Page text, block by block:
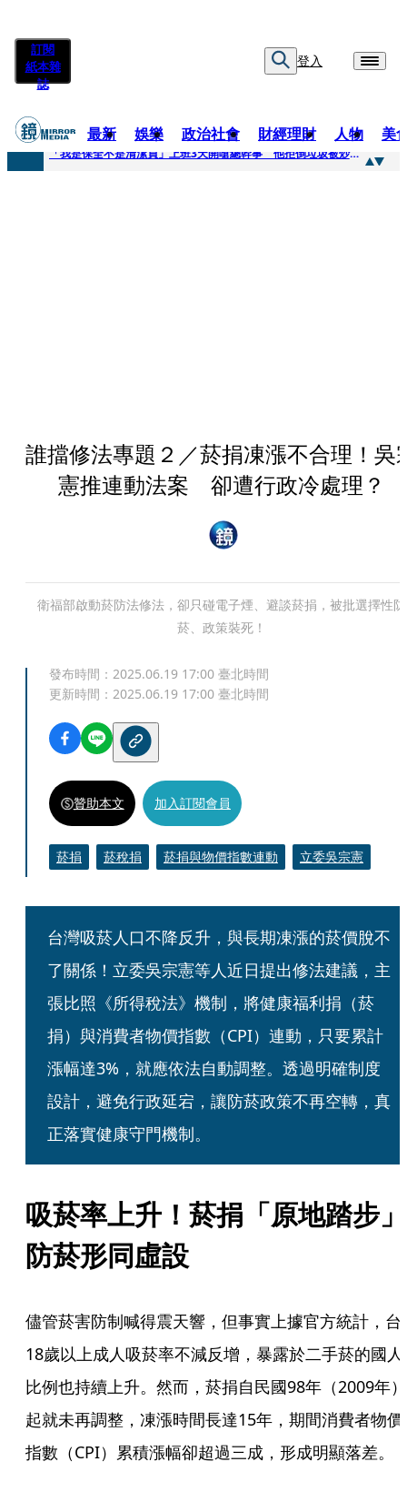
訂閱
紙本雜
誌
登入
最新 娛樂 政治社會 財經理財 人物 美
快訊
「我是保全不是清潔員」上班3天開嗆總幹事 他拒倒垃圾被炒！怒提告...法官這原因判敗訴
誰擋修法專題２／菸捐凍漲不合理！吳
憲推連動法案 卻遭行政冷處理？
衛福部啟動菸防法修法，卻只碰電子煙、避談菸捐，被批選擇性防
菸、政策裝死！
發布時間： 2025.06.19 17:00 臺北時間
更新時間： 2025.06.19 17:00 臺北時間
贊助本文 加入訂閱會員
菸捐 菸稅捐 菸捐與物價指數連動 立委吳宗憲
台灣吸菸人口不降反升，與長期凍漲的菸價脫不
了關係！立委吳宗憲等人近日提出修法建議，主
張比照《所得稅法》機制，將健康福利捐（菸
捐）與消費者物價指數（CPI）連動，只要累計
漲幅達3%，就應依法自動調整。透過明確制度
設計，避免行政延宕，讓防菸政策不再空轉，真
正落實健康守門機制。
吸菸率上升！菸捐「原地踏步」
防菸形同虛設
儘管菸害防制喊得震天響，但事實上據官方統計，台
18歲以上成人吸菸率不減反增，暴露於二手菸的國人
比例也持續上升。然而，菸捐自民國98年（2009年）
起就未再調整，凍漲時間長達15年，期間消費者物價
指數（CPI）累積漲幅卻超過三成，形成明顯落差